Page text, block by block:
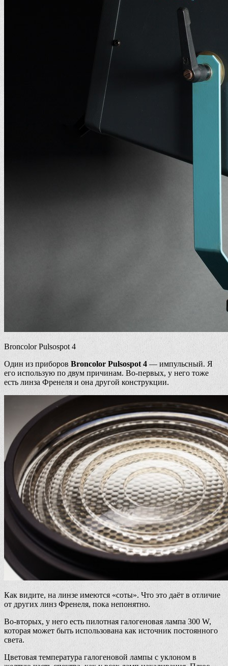
Broncolor Pulsospot 4
Один из приборов Broncolor Pulsospot 4 — импульсный. Я
его использую по двум причинам. Во-первых, у него тоже
есть линза Френеля и она другой конструкции.
Как видите, на линзе имеются «соты». Что это даёт в отличие
от других линз Френеля, пока непонятно.
Во-вторых, у него есть пилотная галогеновая лампа 300 W,
которая может быть использована как источник постоянного
света.
Цветовая температура галогеновой лампы с уклоном в